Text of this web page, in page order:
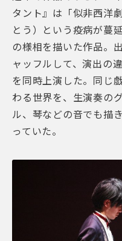
タント』は「似非西洋
とう）という疫病が蔓
の様相を描いた作品。
ャッフルして、演出の
を同時上演した。同じ
わる世界を、生演奏の
ル、琴などの音でも描
っていた。